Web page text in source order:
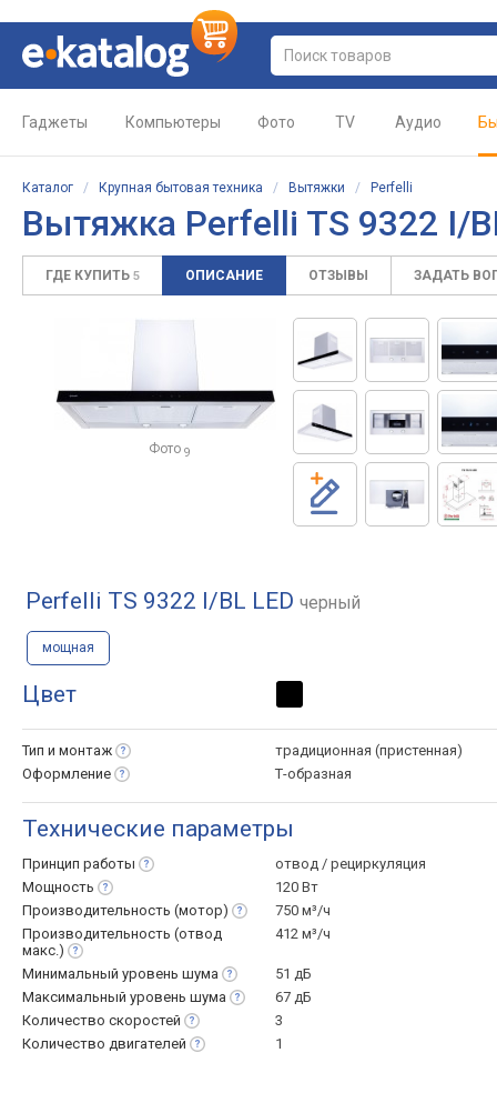
Гаджеты Компьютеры Фото TV Аудио
Каталог / Крупная бытовая техника / Вытяжки / Perfelli
Вытяжка Perfelli TS 9322 I/
ГДЕ КУПИТЬ 5 ОПИСАНИЕ ОТЗЫВЫ ЗАДАТЬ
Фото 9
Perfelli TS 9322 I/BL LED черный
мощная
Цвет
Тип и монтаж
традиционная (пристенная)
Оформление
Т-образная
Технические параметры
Принцип работы
отвод / рециркуляция
Мощность
120 Вт
Производительность (мотор)
750 м³/ч
Производительность (отвод
макс.)
412 м³/ч
Минимальный уровень шума
51 дБ
Максимальный уровень шума
67 дБ
Количество скоростей
3
Количество двигателей 1